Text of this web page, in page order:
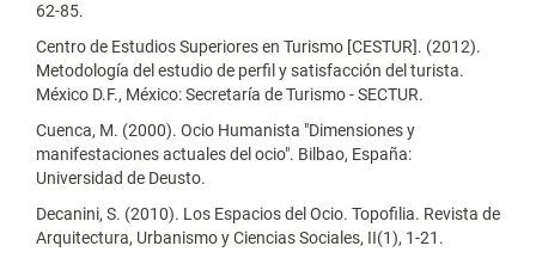
62-85.
Centro de Estudios Superiores en Turismo [CESTUR]. (2012).
Metodología del estudio de perfil y satisfacción del turista.
México D.F., México: Secretaría de Turismo - SECTUR.
Cuenca, M. (2000). Ocio Humanista "Dimensiones y
manifestaciones actuales del ocio". Bilbao, España:
Universidad de Deusto.
Decanini, S. (2010). Los Espacios del Ocio. Topofilia. Revista de
Arquitectura, Urbanismo y Ciencias Sociales, II(1), 1-21.